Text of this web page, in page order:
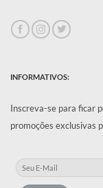
INFORMATIVOS:
Inscreva-se para ficar
promoções exclusivas